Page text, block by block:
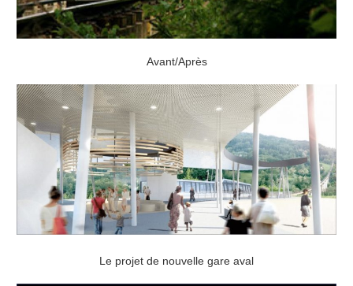
Avant/Après
Le projet de nouvelle gare aval